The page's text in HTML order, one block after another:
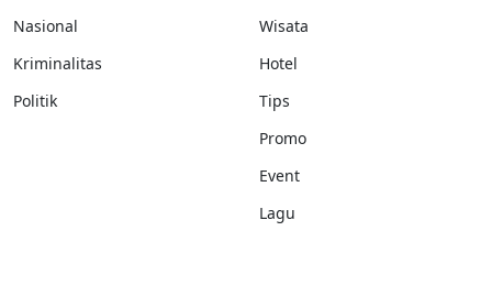
Nasional
Kriminalitas
Politik
Wisata
Hotel
Tips
Promo
Event
Lagu